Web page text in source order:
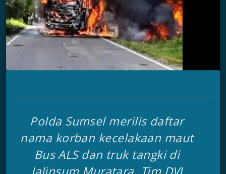
Polda Sumsel merilis daftar
nama korban kecelakaan maut
Bus ALS dan truk tangki di